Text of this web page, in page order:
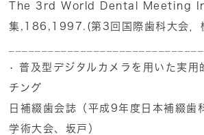
The 3rd World Dental Meeting
集,186,1997.(第3回国際歯科大会，
• 普及型デジタルカメラを用いた実用
チング
日補綴歯会誌（平成9年度日本補綴歯
学術大会、坂戸）